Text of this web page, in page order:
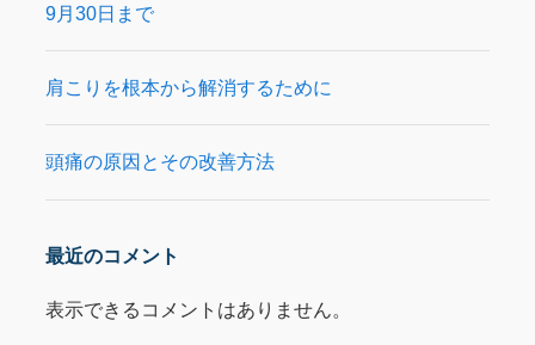
9月30日まで
肩こりを根本から解消するために
頭痛の原因とその改善方法
最近のコメント
表示できるコメントはありません。